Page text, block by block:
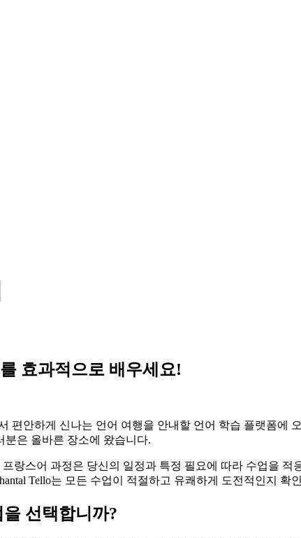
효과적으로 배우세요!
편안하게 신나는 언어 여행을 안내할 언어 학습 플랫폼
분은 올바른 장소에 왔습니다.
랑스어 과정은 당신의 일정과 특정 필요에 따라 수업을
Tello는 모든 수업이 적절하고 유쾌하게 도전적인지 확
선택합니까?